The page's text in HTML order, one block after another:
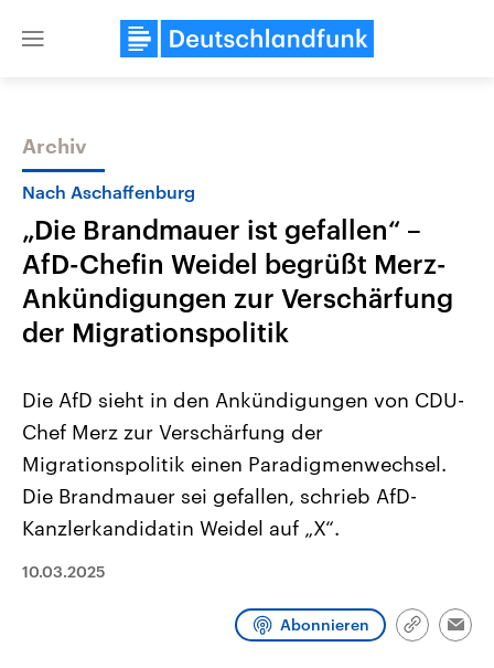
Close
Themen
2026
Alle Informationen
Sachsen-Anhalt wählt am 6.
September 2026 einen neuen
Landtag. Seit 2021 wird das
Bundesland von einer Koalition aus
CDU, SPD und FDP regiert.-
Umfragen, Prognosen,
und Kandidaten der anstehenden
Aktuelle Beiträge,
Hintergründe
Wirtschaftlich und
gehören die Vereinigten
den mächtigsten Ländern
mit großem Einfluss auf
aktuelle Weltgeschehen.
Archiv
Nach Aschaffenburg
„Die Brandmauer ist gefallen“ –
AfD-Chefin Weidel begrüßt Merz-
Ankündigungen zur Verschärfung
der Migrationspolitik
Die AfD sieht in den Ankündigungen von CDU-
Chef Merz zur Verschärfung der
Migrationspolitik einen Paradigmenwechsel.
Die Brandmauer sei gefallen, schrieb AfD-
Kanzlerkandidatin Weidel auf „X“.
10.03.2025
Abonnieren
Link